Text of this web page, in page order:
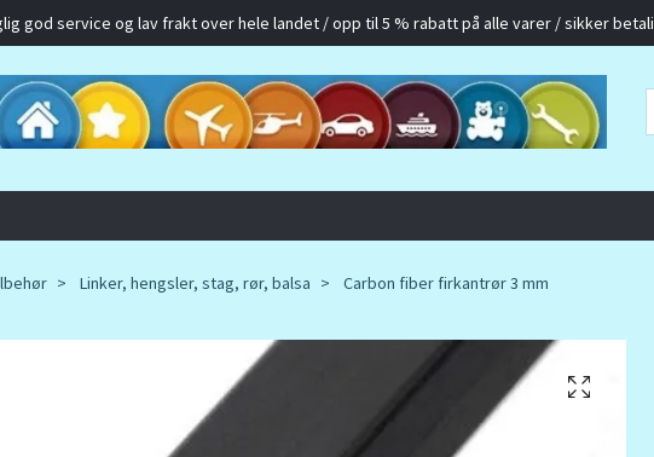
god service og lav frakt over hele landet / opp til 5 % rabatt på alle varer / sikker
Linker, hengsler, stag, rør, balsa Carbon fiber firkantrør 3 mm